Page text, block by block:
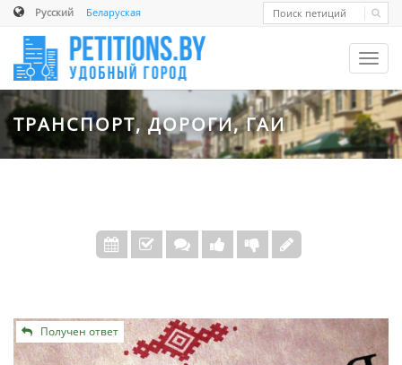
Русский Беларуская
ТРАНСПОРТ, ДОРОГИ, ГАИ
Получен ответ